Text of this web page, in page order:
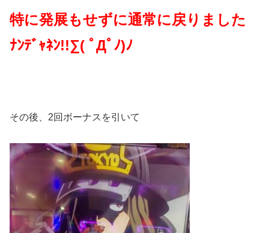
特に発展もせずに通常に戻りました
ﾅﾝﾃﾞｬﾈﾝ!!∑( ﾟДﾟﾉ)ﾉ
その後、2回ボーナスを引いて